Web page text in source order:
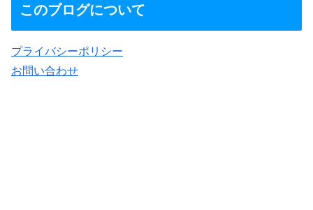
このブログについて
プライバシーポリシー
お問い合わせ